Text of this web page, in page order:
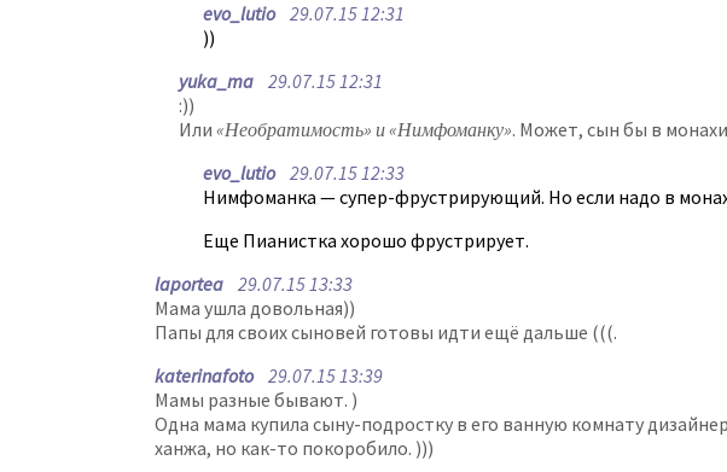
evo_lutio29.07.15 12:31
))
yuka_ma 29.07.15 12:31
:))
Или «Необратимость» и «Нимфоманку». Может, сын бы в
evo_lutio29.07.15 12:33
Нимфоманка — супер-фрустрирующий. Но если надо в
Еще Пианистка хорошо фрустрирует.
laportea 29.07.15 13:33
Мама ушла довольная))
Папы для своих сыновей готовы идти ещё дальше (((.
katerinafoto29.07.15 13:39
Мамы разные бывают. )
Одна мама купила сыну-подростку в его ванную комнату
ханжа, но как-то покоробило. )))